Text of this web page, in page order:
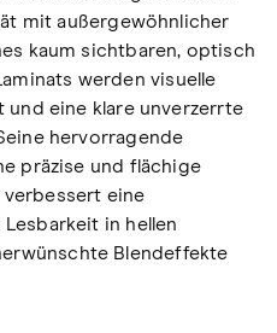
mit außergewöhnlicher
kaum sichtbaren, optisch
werden visuelle
eine klare unverzerrte
hervorragende
präzise und flächige
verbessert eine
in hellen
Blendeffekte